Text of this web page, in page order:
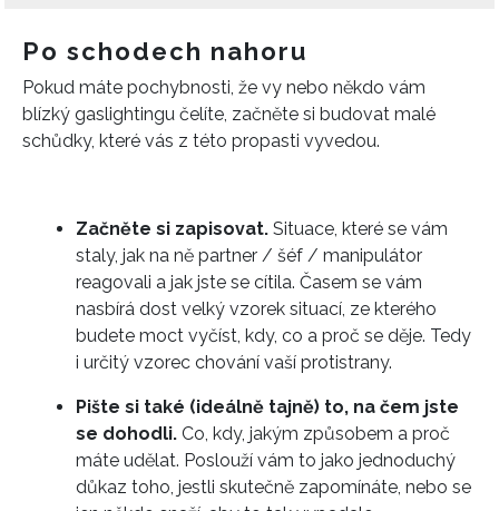
Po schodech nahoru
Pokud máte pochybnosti, že vy nebo někdo vám
blízký gaslightingu čelíte, začněte si budovat malé
schůdky, které vás z této propasti vyvedou.
Začněte si zapisovat. Situace, které se vám
staly, jak na ně partner / šéf / manipulátor
reagovali a jak jste se cítila. Časem se vám
nasbírá dost velký vzorek situací, ze kterého
budete moct vyčíst, kdy, co a proč se děje. Tedy
i určitý vzorec chování vaší protistrany.
Pište si také (ideálně tajně) to, na čem jste
se dohodli. Co, kdy, jakým způsobem a proč
máte udělat. Poslouží vám to jako jednoduchý
důkaz toho, jestli skutečně zapomínáte, nebo se